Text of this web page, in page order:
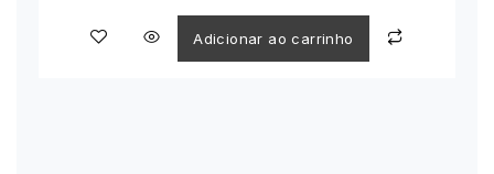
Adicionar ao carrinho